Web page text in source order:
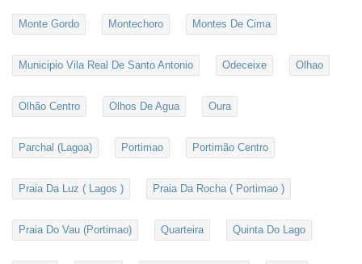
Monte Gordo Montechoro Montes De Cima
Municipio Vila Real De Santo Antonio Odeceixe Olhao
Olhão Centro Olhos De Agua Oura
Parchal (Lagoa) Portimao Portimão Centro
Praia Da Luz ( Lagos ) Praia Da Rocha ( Portimao )
Praia Do Vau (Portimao) Quarteira Quinta Do Lago